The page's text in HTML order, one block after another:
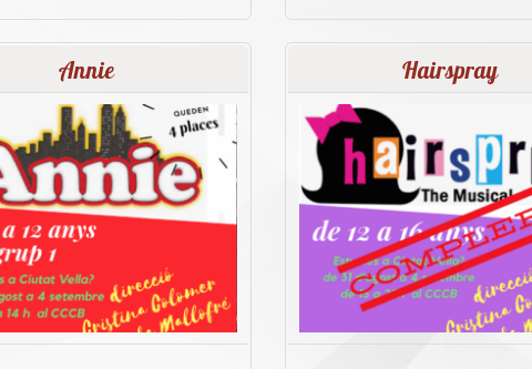
Annie Hairspray